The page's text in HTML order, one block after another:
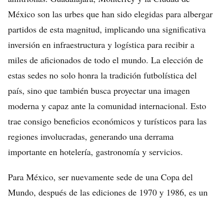
México son las urbes que han sido elegidas para albergar
partidos de esta magnitud, implicando una significativa
inversión en infraestructura y logística para recibir a
miles de aficionados de todo el mundo. La elección de
estas sedes no solo honra la tradición futbolística del
país, sino que también busca proyectar una imagen
moderna y capaz ante la comunidad internacional. Esto
trae consigo beneficios económicos y turísticos para las
regiones involucradas, generando una derrama
importante en hotelería, gastronomía y servicios.
Para México, ser nuevamente sede de una Copa del
Mundo, después de las ediciones de 1970 y 1986, es un